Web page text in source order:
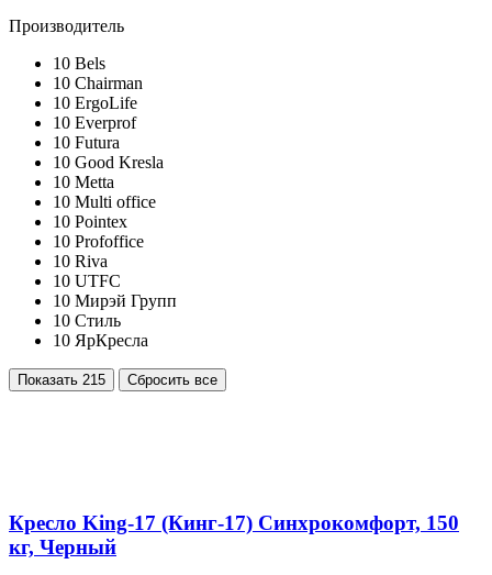
Производитель
10 Bels
10 Chairman
10 ErgoLife
10 Everprof
10 Futura
10 Good Kresla
10 Metta
10 Multi office
10 Pointex
10 Profoffice
10 Riva
10 UTFC
10 Мирэй Групп
10 Стиль
10 ЯрКресла
Показать 215 Сбросить все
Кресло King-17 (Кинг-17) Синхрокомфорт, 150
кг, Черный